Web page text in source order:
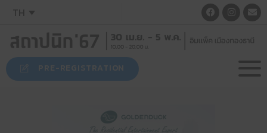
TH
PRE-REGISTRATION